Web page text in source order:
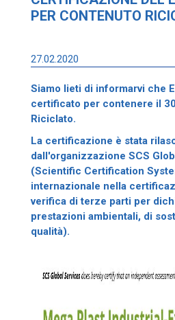
PER CONTENUTO
27.02.2020
Siamo lieti di informarvi che
certificato per contenere il
Riciclato.
La certificazione è stata
dall'organizzazione SCS
(Scientific Certification
internazionale nella
verifica di terze parti per
prestazioni ambientali, di
qualità).